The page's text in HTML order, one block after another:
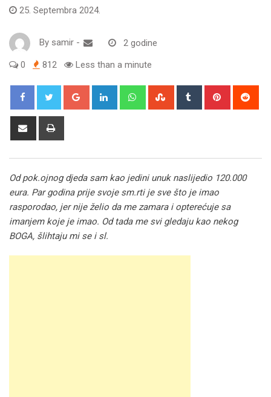
25. Septembra 2024.
By samir - 2 godine
0 812 Less than a minute
Google+ LinkedIn WhatsappStumbleUpon
Tumblr Pinterest
Share
Od pok.ojnog djeda sam kao jedini unuk naslijedio 120.000
eura. Par godina prije svoje sm.rti je sve što je imao
rasporodao, jer nije želio da me zamara i opterećuje sa
imanjem koje je imao. Od tada me svi gledaju kao nekog
BOGA, šlihtaju mi se i sl.